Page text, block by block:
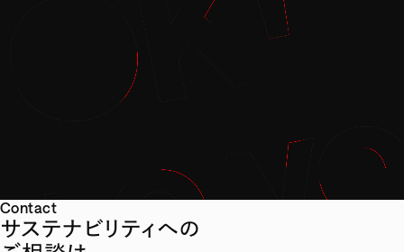
Contact
サステナビリティへの